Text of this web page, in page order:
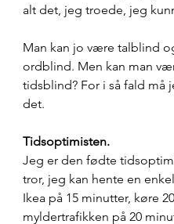
alt det, jeg troede, jeg
Man kan jo være talblind
ordblind. Men kan man
tidsblind? For i så fald må
det.
Tidsoptimisten.
Jeg er den fødte
tror, jeg kan hente en
Ikea på 15 minutter, køre
myldertrafikken på 20